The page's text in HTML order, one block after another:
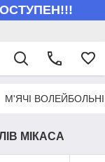
М'ЯЧІ ВОЛЕЙБОЛЬНІ
МІКАСА